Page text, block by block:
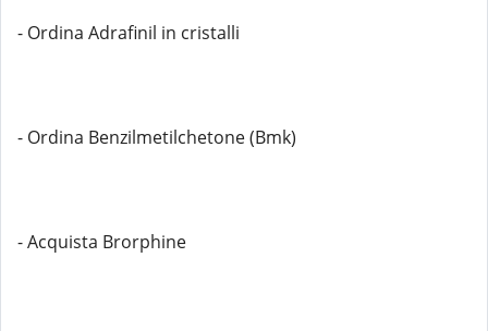
- Ordina Adrafinil in cristalli
- Ordina Benzilmetilchetone (Bmk)
- Acquista Brorphine